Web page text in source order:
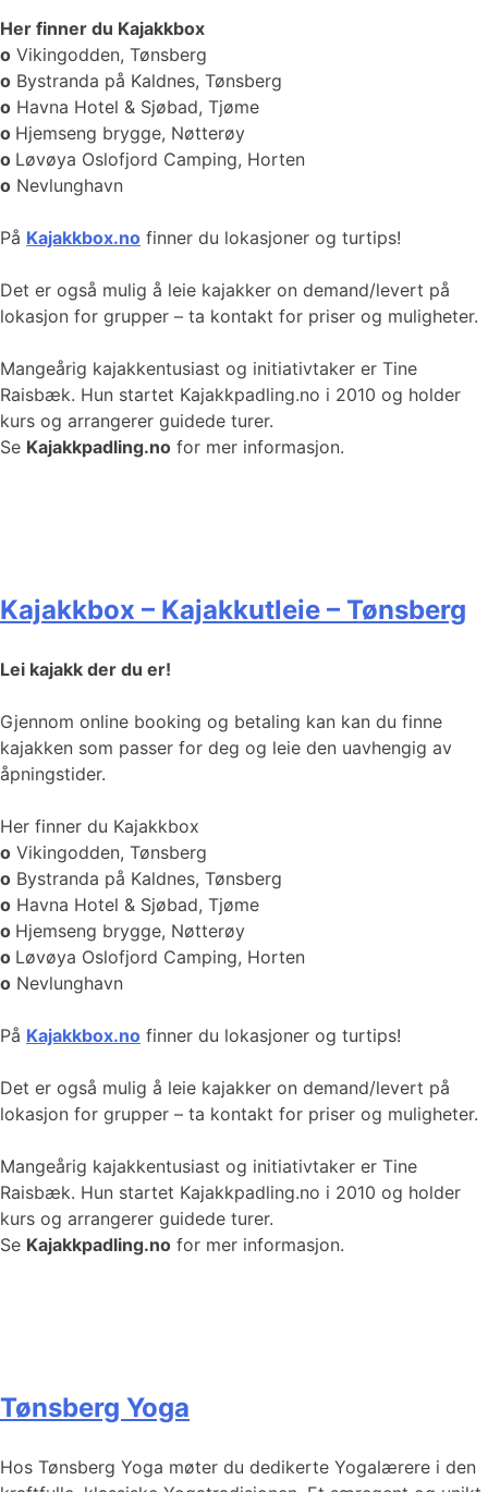
Her finner du Kajakkbox
o Vikingodden, Tønsberg
o Bystranda på Kaldnes, Tønsberg
o Havna Hotel & Sjøbad, Tjøme
o Hjemseng brygge, Nøtterøy
o Løvøya Oslofjord Camping, Horten
o Nevlunghavn
På Kajakkbox.no finner du lokasjoner og turtips!
Det er også mulig å leie kajakker on demand/levert på
lokasjon for grupper – ta kontakt for priser og muligheter.
Mangeårig kajakkentusiast og initiativtaker er Tine
Raisbæk. Hun startet Kajakkpadling.no i 2010 og holder
kurs og arrangerer guidede turer.
Se Kajakkpadling.no for mer informasjon.
Kajakkbox – Kajakkutleie – Tønsberg
Lei kajakk der du er!
Gjennom online booking og betaling kan kan du finne
kajakken som passer for deg og leie den uavhengig av
åpningstider.
Her finner du Kajakkbox
o Vikingodden, Tønsberg
o Bystranda på Kaldnes, Tønsberg
o Havna Hotel & Sjøbad, Tjøme
o Hjemseng brygge, Nøtterøy
o Løvøya Oslofjord Camping, Horten
o Nevlunghavn
På Kajakkbox.no finner du lokasjoner og turtips!
Det er også mulig å leie kajakker on demand/levert på
lokasjon for grupper – ta kontakt for priser og muligheter.
Mangeårig kajakkentusiast og initiativtaker er Tine
Raisbæk. Hun startet Kajakkpadling.no i 2010 og holder
kurs og arrangerer guidede turer.
Se Kajakkpadling.no for mer informasjon.
Tønsberg Yoga
Hos Tønsberg Yoga møter du dedikerte Yogalærere i den